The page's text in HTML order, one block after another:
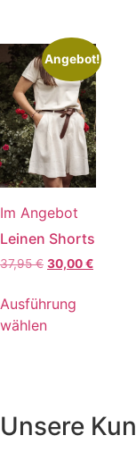
Angebot!
Im Angebot
Leinen Shorts
37,95€ 30,00€
Ausführung
wählen
Unsere